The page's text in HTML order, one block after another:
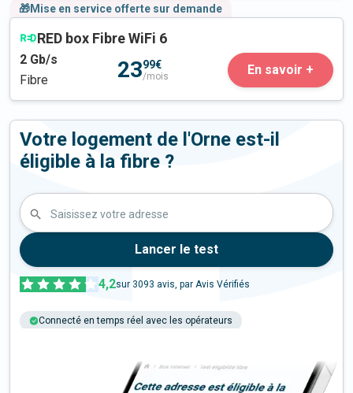
🎁Mise en service offerte sur demande
RED box Fibre WiFi 6
2 Gb/s
Fibre
2399€
/mois En savoir +
Votre logement de l'Orne est-il
éligible à la fibre ?
Saisissez votre adresse
Lancer le test
4,2sur 3093 avis, par Avis Vérifiés
Connecté en temps réel avec les opérateurs